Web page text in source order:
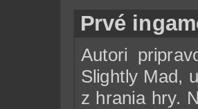
Prvé
Autori
Slightly Mad,
z hrania hry.